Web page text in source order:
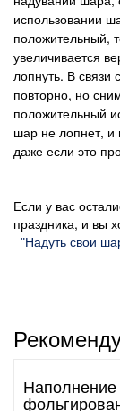
использовании
положительный,
увеличивается
лопнуть. В связи
повторно, но
положительный
шар не лопнет, и
даже если это
Если у вас
праздника, и вы
"Надуть свои